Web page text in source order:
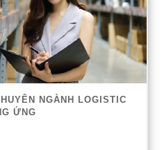
NGÀNH LOGISTIC
ỨNG